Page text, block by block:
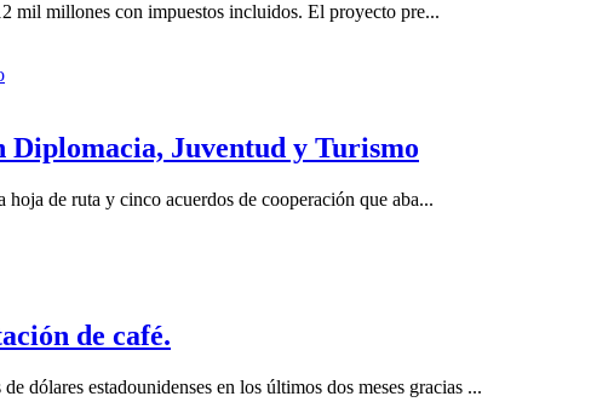
mil millones con impuestos incluidos. El proyecto pre...
Diplomacia, Juventud y Turismo
de ruta y cinco acuerdos de cooperación que aba...
de café.
dólares estadounidenses en los últimos dos meses gracias ...